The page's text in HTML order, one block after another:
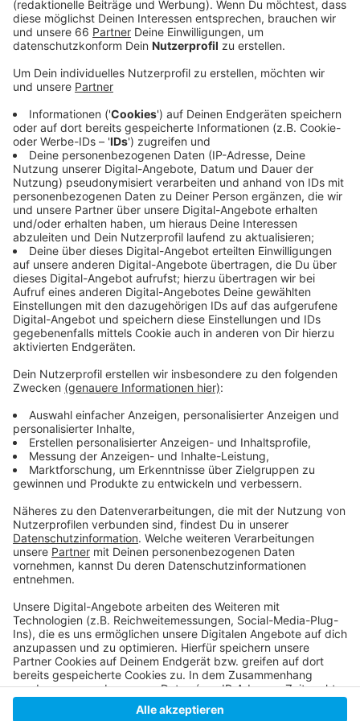
Veröffentlicht:Montag, 06.02.2023 06:03
Anzeige
Trotzdem ist das Team weiterhin Sechster mit sieben
Punkten Rückstand auf Platz 3. Die DEG konnte
dagegen zwei Siege feiern. Erst gab es am
Freitagabend einen 2:1-Auswärtssieg in Iserlohn, am
Sonntag folgte dann ein 6:2-Heimsieg gegen Nürnberg.
Durch die Siege ist die DEG mittlerweile bis auf Platz
4 geklettert. Und auch die Borussia konnte am
Wochenende jubeln. Sie gewann in Ochsenhausen mit
3:1.
Anzeige
Weitere Infos und Links zum Thema
Anzeige
Hier geht es zur Borussia
Die Tabelle der zweiten Liga
Anzeige
Anzeige